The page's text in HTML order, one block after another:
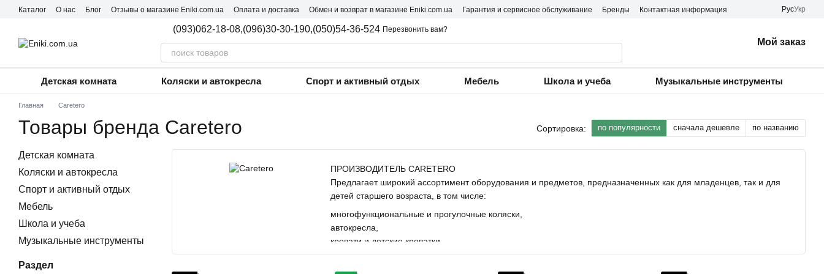
Перейти к основному контенту
Каталог О нас Блог Отзывы о магазине Eniki.com.ua Оплата и доставка Обмен и возврат в магазине Eniki.com.ua Гарантия и сервисное обслуживание Бренды
Контактная информация
РусУкр
(093)062-18-08,(096)30-30-190,(050)54-36-524 Перезвонить вам?
Мой заказ
Детская комната Коляски и автокресла Спорт и активный отдых Мебель Школа и учеба Музыкальные инструменты
Главная Caretero
Товары бренда Caretero Сортировка: по популярности сначала дешевле по названию
ПРОИЗВОДИТЕЛЬ CARETERO
Предлагает широкий ассортимент оборудования и предметов, предназначенных как для младенцев, так и для
детей старшего возраста, в том числе:
многофункциональные и прогулочные коляски,
автокресла,
кровати и детские кроватки,
высокие стулья,
Детская комната
Коляски и автокресла
Спорт и активный отдых
Мебель
Школа и учеба
Музыкальные инструменты
Раздел